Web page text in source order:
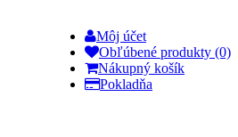
Môj účet
Obľúbené produkty (0)
Nákupný košík
Pokladňa